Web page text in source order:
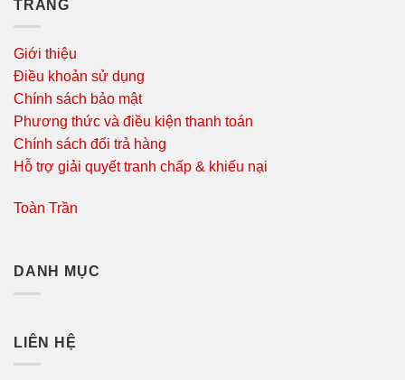
TRANG
Giới thiệu
Điều khoản sử dụng
Chính sách bảo mật
Phương thức và điều kiện thanh toán
Chính sách đổi trả hàng
Hỗ trợ giải quyết tranh chấp & khiếu nại
Toàn Trần
DANH MỤC
LIÊN HỆ